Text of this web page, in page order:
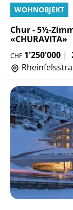
WOHNOBJEKT
Chur - 5½-
«CHURAVITA»
CHF 1'250'000 |